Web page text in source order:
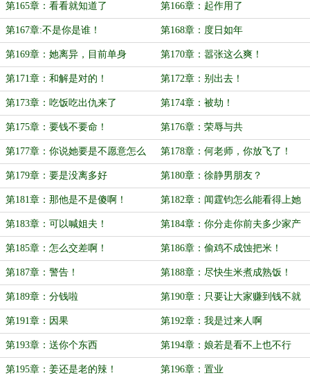
第165章：看看就知道了 第166章：起作用了
第167章:不是你是谁！ 第168章：度日如年
第169章：她离异，目前单身 第170章：嚣张这么爽！
第171章：和解是对的！ 第172章：别出去！
第173章：吃饭吃出仇来了 第174章：被劫！
第175章：要钱不要命！ 第176章：荣辱与共
第177章：你说她要是不愿意怎么
办？
第178章：何老师，你放飞了！
第179章：要是没离多好 第180章：徐静男朋友？
第181章：那他是不是傻啊！ 第182章：闻霆钧怎么能看得上她
呢？
第183章：可以喊姐夫！ 第184章：你分走你前夫多少家产
啊！
第185章：怎么交差啊！ 第186章：偷鸡不成蚀把米！
第187章：警告！ 第188章：尽快生米煮成熟饭！
第189章：分钱啦 第190章：只要让大家赚到钱不就
好了？
第191章：因果 第192章：我是过来人啊
第193章：送你个东西 第194章：娘若是看不上也不行
第195章：姜还是老的辣！ 第196章：置业